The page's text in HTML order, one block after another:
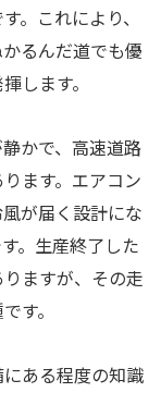
。これにより、
るんだ道でも優
します。
かで、高速道路
ます。エアコン
が届く設計にな
。生産終了した
ますが、その走
す。
ある程度の知識